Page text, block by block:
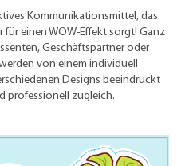
Kommunikationsmittel, das
einen WOW-Effekt sorgt! Ganz
Geschäftspartner oder
von einem individuell
Designs beeindruckt
professionell zugleich.